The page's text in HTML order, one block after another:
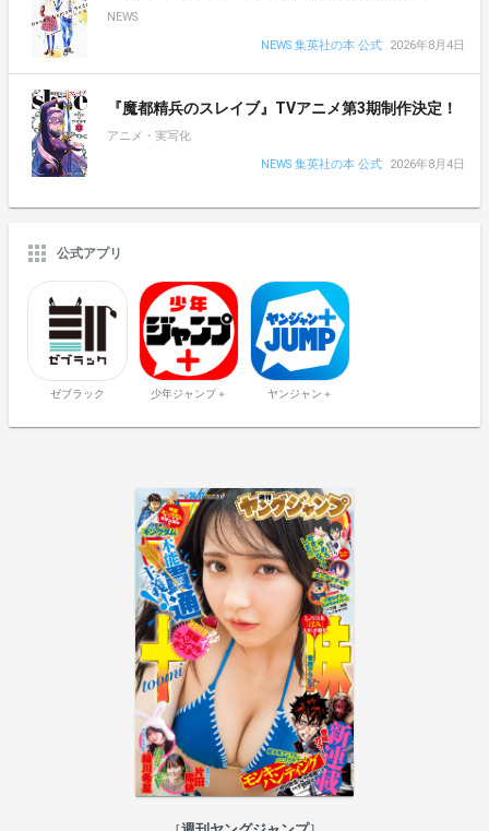
NEWS
NEWS 集英社の本 公式
2026年8月4日
『魔都精兵のスレイブ』TVアニメ第3期制作決定！
アニメ・実写化
NEWS 集英社の本 公式
2026年8月4日
公式アプリ
ゼブラック 少年ジャンプ＋ ヤンジャン＋